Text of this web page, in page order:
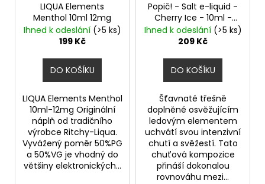
LIQUA Elements
Menthol 10ml 12mg
Ihned k odeslání (>5 ks)
199 Kč
DO KOŠÍKU
LIQUA Elements Menthol
10ml-12mg Originální
náplň od tradičního
výrobce Ritchy-Liqua.
Vyvážený poměr 50%PG
a 50%VG je vhodný do
většiny elektronických...
Popič! - Salt e-liquid -
Cherry Ice - 10ml -
20mgLedové třešně
Ihned k odeslání (>5 ks)
209 Kč
DO KOŠÍKU
Šťavnaté třešně
doplněné osvěžujícím
ledovým elementem
uchvátí svou intenzivní
chutí a svěžestí. Tato
chuťová kompozice
přináší dokonalou
rovnováhu mezi...